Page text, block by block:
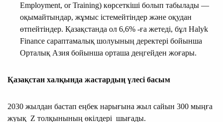
Employment, or Training) көрсеткіші болып табылады —
оқымайтындар, жұмыс істемейтіндер және оқудан
өтпейтіндер. Қазақстанда ол 6,6% -ға жетеді, бұл Halyk
Finance сараптамалық шолуының деректері бойынша
Орталық Азия бойынша орташа деңгейден жоғары.
Қазақстан халқында жастардың үлесі басым
2030 жылдан бастап еңбек нарығына жыл сайын 300 мыңға
жуық Z толқынының өкілдері шығады.